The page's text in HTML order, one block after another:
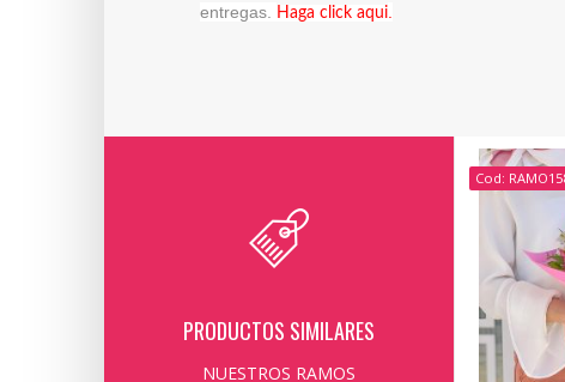
entregas.
Haga click aqui
PRODUCTOS SIMILARES
NUESTROS RAMOS
Cod: